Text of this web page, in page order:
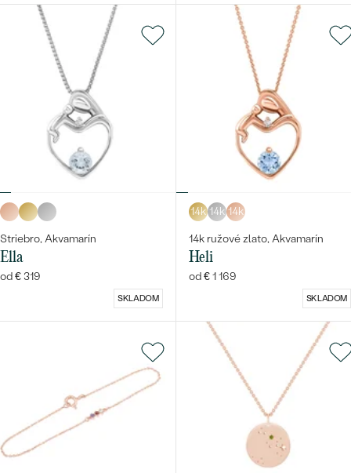
Striebro, Akvamarín
Ella
od € 319
SKLADOM
14k 14k 14k
14k ružové zlato, Akvamarín
Heli
od € 1 169
SKLADOM